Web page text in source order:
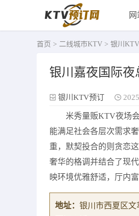
首页 > 二线城市KTV > 银川KTV
银川嘉夜国际夜
银川KTV预订
米秀量贩KTV夜场
能满足社会各层次需求
重，默契投合的则贪恋
奢华的格调并结合了现
映环境优雅舒适，厅内
地址： 银川市西夏区文